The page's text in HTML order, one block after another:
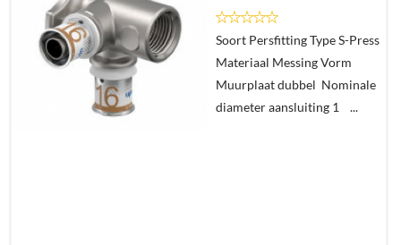
Soort Persfitting Type S-Press
Materiaal Messing Vorm
Muurplaat dubbel Nominale
diameter aansluiting 1 ...